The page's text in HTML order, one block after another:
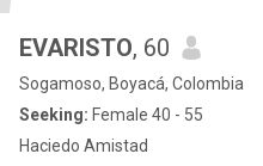
EVARISTO, 60
Sogamoso, Boyacá, Colombia
Seeking: Female 40 - 55
Haciedo Amistad